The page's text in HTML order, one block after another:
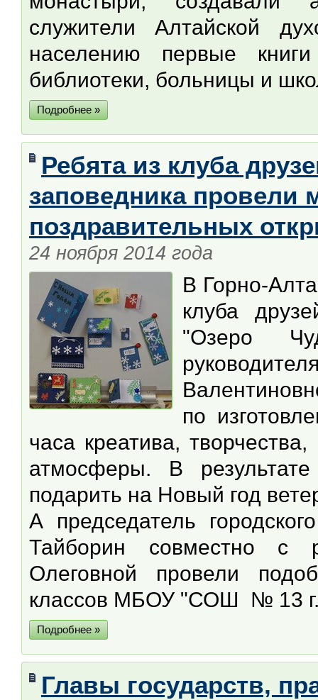
служители Алтайской
населению первые
библиотеки, больницы и
Подробнее »
Ребята из клуба
заповедника провели
поздравительных
24 ноября 2014 года
В Горно-
клуба
"Озеро
по
часа креатива,
атмосферы. В
подарить на Новый год
А председатель
Тайборин совместно с
Олеговной провели
классов МБОУ "СОШ № 13
Подробнее »
Главы государств,